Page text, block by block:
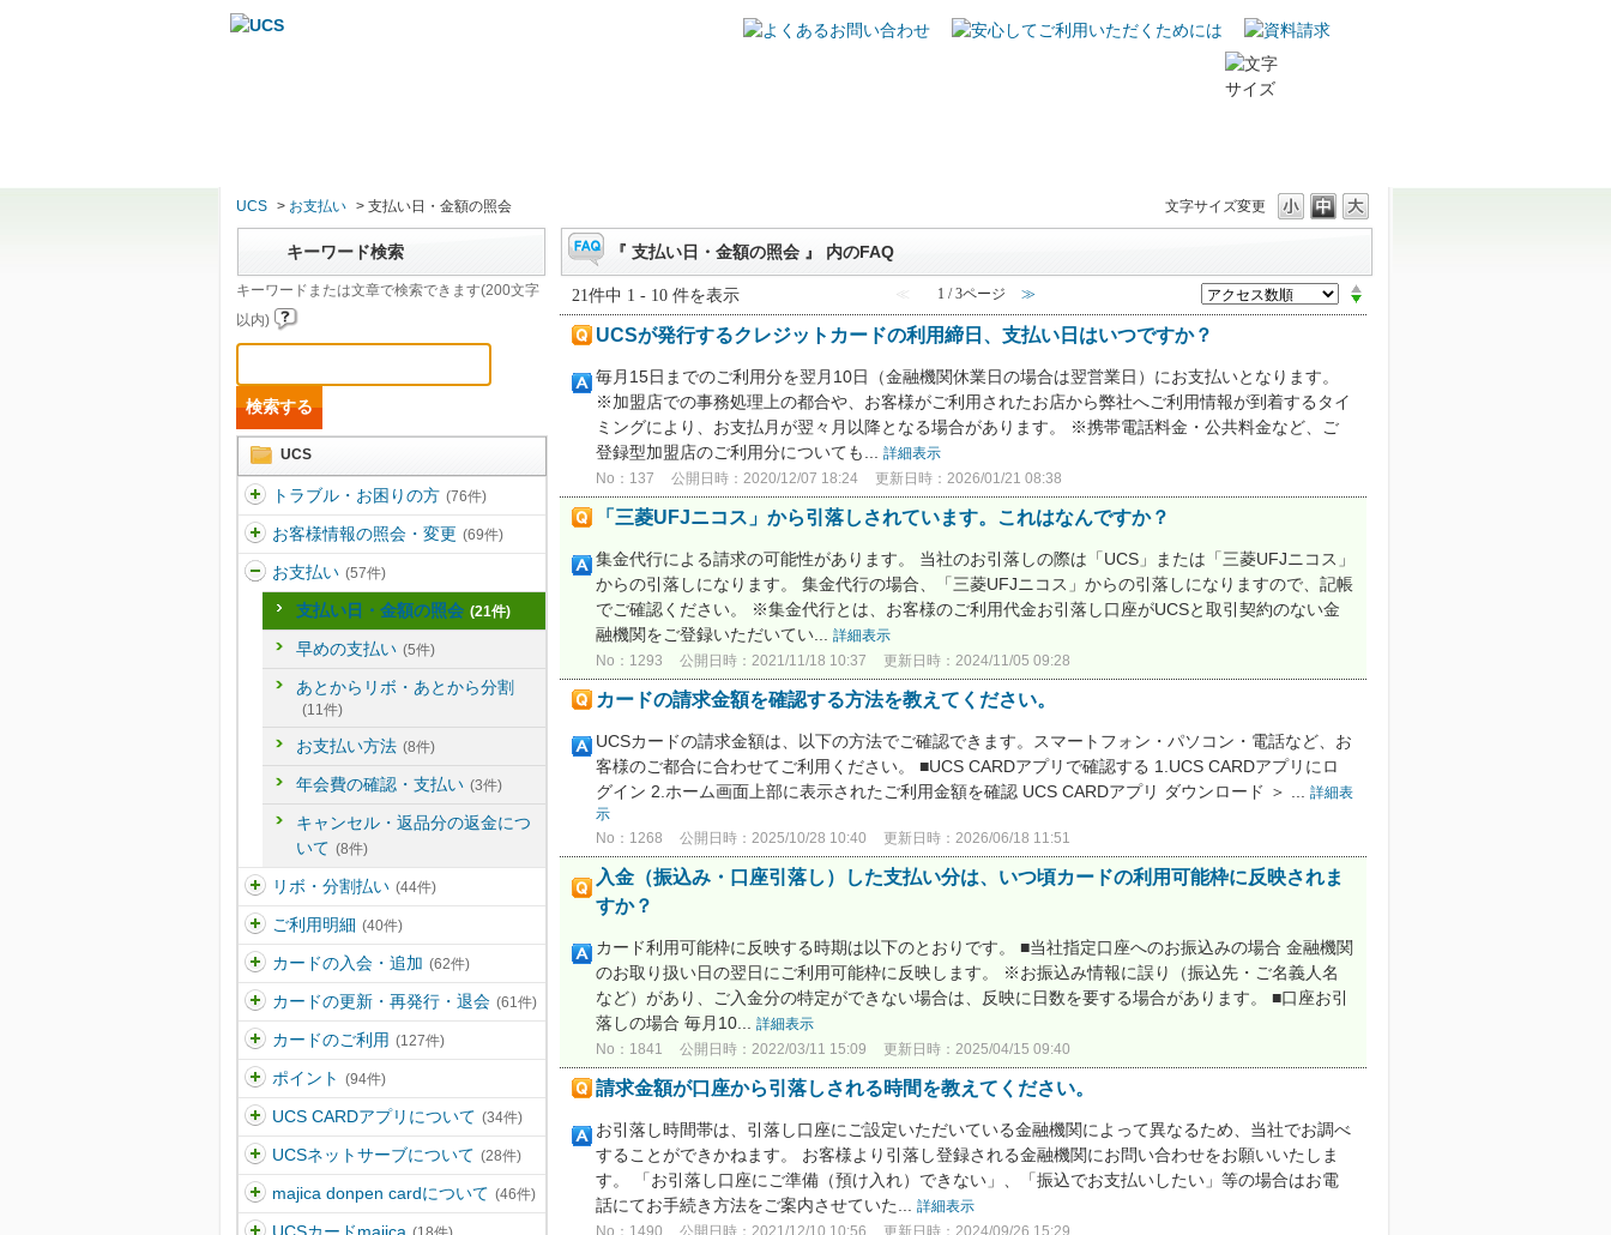
Q&A/ご利用ガイド
UCSカードの利用締日、支払い日はいつです
引落口座を変更したい。どうしたらいいです
か？
引落日に入金できない場合は、どうしたらい
いですか？
文字サイズ変更
UCS > お支払い > 支払い日・金額の照会
キーワード検索
キーワードまたは文章で検索できます(200文字
以内)
UCS
トラブル・お困りの方 (76件)
お客様情報の照会・変更 (69件)
お支払い (57件)
支払い日・金額の照会 (21件)
早めの支払い (5件)
あとからリボ・あとから分割
(11件)
お支払い方法 (8件)
年会費の確認・支払い (3件)
キャンセル・返品分の返金につ
いて (8件)
リボ・分割払い (44件)
ご利用明細 (40件)
カードの入会・追加 (62件)
カードの更新・再発行・退会 (61件)
カードのご利用 (127件)
ポイント (94件)
UCS CARDアプリについて (34件)
UCSネットサーブについて (28件)
majica donpen cardについて (46件)
『 支払い日・金額の照会 』 内のFAQ
21件中 1 - 10 件を表示 ≪ 1 / 3ページ ≫
UCSが発行するクレジットカードの利用締日、支払い日はいつですか？
毎月15日までのご利用分を翌月10日（金融機関休業日の場合は翌営業日）にお支払いとなります。
※加盟店での事務処理上の都合や、お客様がご利用されたお店から弊社へご利用情報が到着するタイ
ミングにより、お支払月が翌々月以降となる場合があります。 ※携帯電話料金・公共料金など、ご
登録型加盟店のご利用分についても...
詳細表示
No：137 公開日時：2020/12/07 18:24 更新日時：2026/01/21 08:38
「三菱UFJニコス」から引落しされています。これはなんですか？
集金代行による請求の可能性があります。 当社のお引落しの際は「UCS」または「三菱UFJニコス」
からの引落しになります。 集金代行の場合、「三菱UFJニコス」からの引落しになりますので、記帳
でご確認ください。 ※集金代行とは、お客様のご利用代金お引落し口座がUCSと取引契約のない金
融機関をご登録いただいてい...
詳細表示
No：1293 公開日時：2021/11/18 10:37 更新日時：2024/11/05 09:28
カードの請求金額を確認する方法を教えてください。
UCSカードの請求金額は、以下の方法でご確認できます。スマートフォン・パソコン・電話など、お
客様のご都合に合わせてご利用ください。 ■UCS CARDアプリで確認する 1.UCS CARDアプリにロ
グイン 2.ホーム画面上部に表示されたご利用金額を確認 UCS CARDアプリ ダウンロード ＞ ...
詳細表
示
No：1268 公開日時：2025/10/28 10:40 更新日時：2026/06/18 11:51
入金（振込み・口座引落し）した支払い分は、いつ頃カードの利用可能枠に反映されま
すか？
カード利用可能枠に反映する時期は以下のとおりです。 ■当社指定口座へのお振込みの場合 金融機関
のお取り扱い日の翌日にご利用可能枠に反映します。 ※お振込み情報に誤り（振込先・ご名義人名
など）があり、ご入金分の特定ができない場合は、反映に日数を要する場合があります。 ■口座お引
落しの場合 毎月10...
詳細表示
No：1841 公開日時：2022/03/11 15:09 更新日時：2025/04/15 09:40
請求金額が口座から引落しされる時間を教えてください。
お引落し時間帯は、引落し口座にご設定いただいている金融機関によって異なるため、当社でお調べ
することができかねます。 お客様より引落し登録される金融機関にお問い合わせをお願いいたしま
す。 「お引落し口座にご準備（預け入れ）できない」、「振込でお支払いしたい」等の場合はお電
話にてお手続き方法をご案内させていた...
詳細表示
No：1490 公開日時：2021/12/10 10:56 更新日時：2024/09/26 15:29